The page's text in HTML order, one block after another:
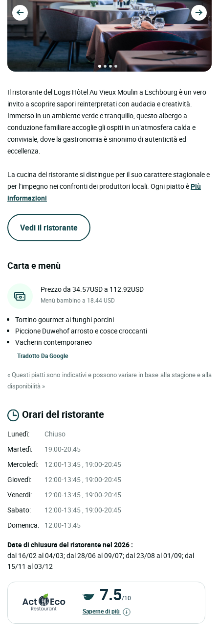
Il ristorante del Logis Hôtel Au Vieux Moulin a Eschbourg è un vero
invito a scoprire sapori reinterpretati con audacia e creatività.
Immerso in un ambiente verde e tranquillo, questo albergo a
conduzione familiare accoglie gli ospiti in un’atmosfera calda e
conviviale, dove la gastronomia è sinonimo di autenticità ed
eccellenza.
La cucina del ristorante si distingue per il suo carattere stagionale e
per l’impegno nei confronti dei produttori locali. Ogni piatto èPiù
informazioni
Vedi il ristorante
Carta e menù
Prezzo da 34.57USD a 112.92USD
Menù bambino a 18.44 USD
Tortino gourmet ai funghi porcini
Piccione Duwehof arrosto e cosce croccanti
Vacherin contemporaneo
Tradotto DaGoogle
« Questi piatti sono indicativi e possono variare in base alla stagione e alla
disponibilità »
Orari del ristorante
Lunedì:
Chiuso
Martedì:
19:00-20:45
Mercoledì:
12:00-13:45 , 19:00-20:45
Giovedì:
12:00-13:45 , 19:00-20:45
Venerdì:
12:00-13:45 , 19:00-20:45
Sabato:
12:00-13:45 , 19:00-20:45
Domenica:
12:00-13:45
Date di chiusura del ristorante nel 2026 :
dal 16/02 al 04/03; dal 28/06 al 09/07; dal 23/08 al 01/09; dal
15/11 al 03/12
7.5/10
Saperne di più